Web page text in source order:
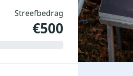
Streefbedrag
€500